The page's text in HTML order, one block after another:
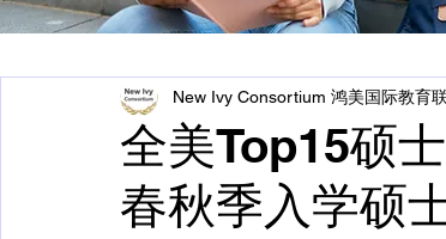
全美Top15硕
春秋季入学硕
New Ivy Consortium 鸿美国际教育